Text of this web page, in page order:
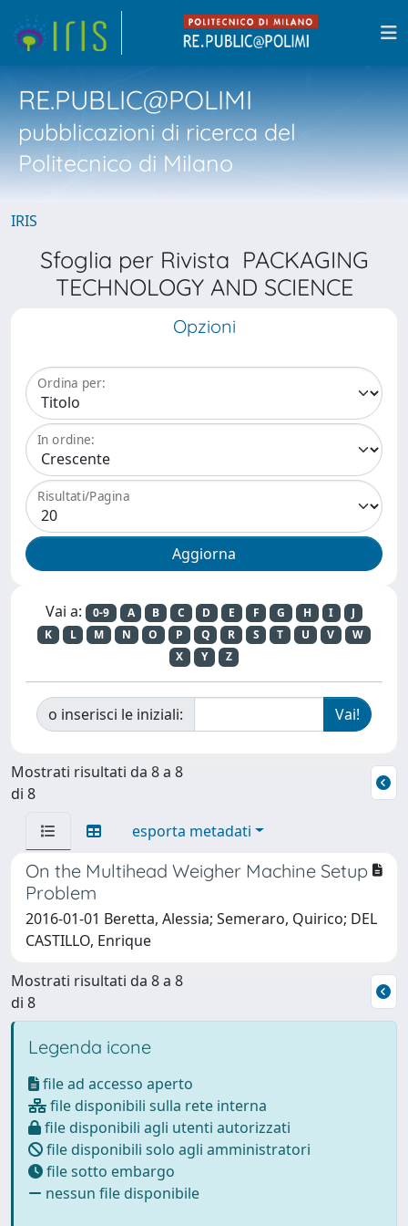
RE.PUBLIC@POLIMI
pubblicazioni di ricerca del
Politecnico di Milano
IRIS
Sfoglia per Rivista PACKAGING
TECHNOLOGY AND SCIENCE
Opzioni
Ordina per:
In ordine:
Risultati/Pagina
Vai a: 0-9 A B C D E F G H I
J
K
L M N O P Q R S T U V
W
X
Y Z
o inserisci le iniziali:
Mostrati risultati da 8 a 8
di 8
esporta metadati
On the Multihead Weigher Machine Setup
Problem
2016-01-01 Beretta, Alessia; Semeraro, Quirico; DEL
CASTILLO, Enrique
Mostrati risultati da 8 a 8
di 8
Legenda icone
file ad accesso aperto
file disponibili sulla rete interna
file disponibili agli utenti autorizzati
file disponibili solo agli amministratori
file sotto embargo
nessun file disponibile